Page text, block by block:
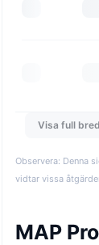
Visa full
Observera: Denna
vidtar vissa
MAP